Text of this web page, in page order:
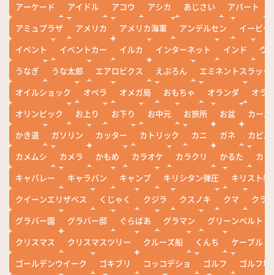
アーケード
アイドル アコウ アシカ あじさい アパート
アミュプラザ
アメリカ アメリカ海軍 アンデルセン
イービー
イベント
イベントカー イルカ インターネット インド
ウ
うなぎ
うな太郎 エアロビクス えぷろん
エミネントスラック
オイルショック
オペラ オメガ局 おもちゃ オランダ
オラ
オリンピック
お上り お下り お中元 お旅所 お盆
カー
かき道
ガソリン カッター カトリック カニ ガネ
カピバ
カメムシ
カメラ かもめ カラオケ カラクリ かるた
カレ
キャバレー
キャラバン キャンプ キリシタン弾圧
キリスト教
クイーンエリザベス
くじゃく クジラ クスノキ クマ
クラ
グラバー園
グラバー邸 ぐらばあ グラマン
グリーンベルト
クリスマス
クリスマスツリー クルーズ船 くんち
ケーブル
ゴールデンウイーク
ゴキブリ コッコデショ ゴルフ
ゴルフ場